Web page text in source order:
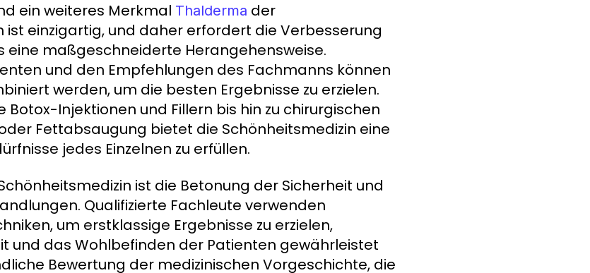
ein weiteres Merkmal Thalderma der
ist einzigartig, und daher erfordert die Verbesserung
eine maßgeschneiderte Herangehensweise.
und den Empfehlungen des Fachmanns können
werden, um die besten Ergebnisse zu erzielen.
Injektionen und Fillern bis hin zu chirurgischen
Fettabsaugung bietet die Schönheitsmedizin eine
jedes Einzelnen zu erfüllen.
ist die Betonung der Sicherheit und
Qualifizierte Fachleute verwenden
um erstklassige Ergebnisse zu erzielen,
und das Wohlbefinden der Patienten gewährleistet
Bewertung der medizinischen Vorgeschichte, die